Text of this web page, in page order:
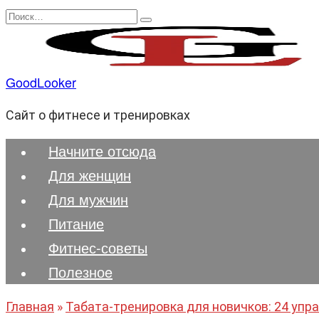
Перейти
содержанию
Search
GoodLooker
Сайт о фитнесе и тренировках
Начните отсюда
Для женщин
Для мужчин
Питание
Фитнес-советы
Полезноe
Главная » Табата-тренировка для новичков: 24